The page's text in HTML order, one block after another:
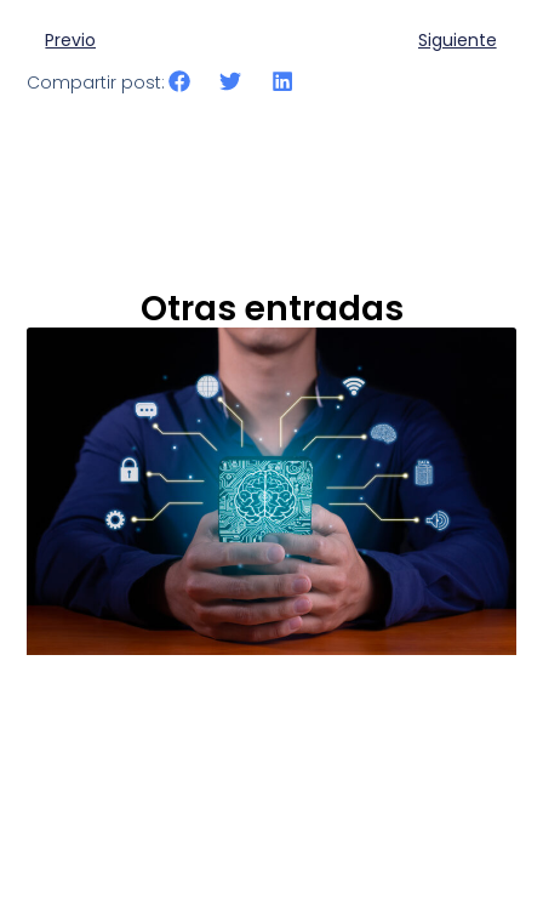
Previo
Siguiente
Compartir post:
Otras entradas